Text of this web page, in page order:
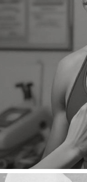
службы